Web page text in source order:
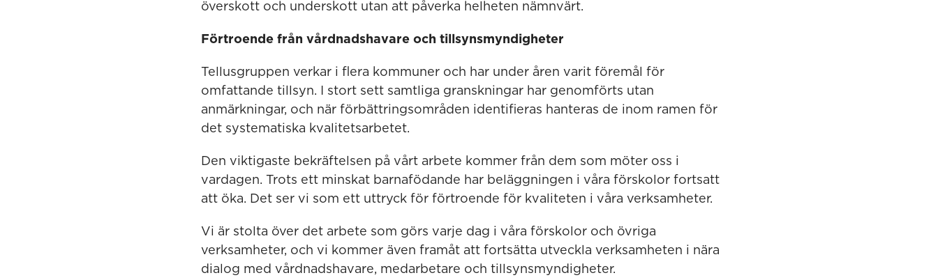
överskott och underskott utan att påverka helheten nämnvärt.
Förtroende från vårdnadshavare och tillsynsmyndigheter
Tellusgruppen verkar i flera kommuner och har under åren varit föremål för
omfattande tillsyn. I stort sett samtliga granskningar har genomförts utan
anmärkningar, och när förbättringsområden identifieras hanteras de inom ramen för
det systematiska kvalitetsarbetet.
Den viktigaste bekräftelsen på vårt arbete kommer från dem som möter oss i
vardagen. Trots ett minskat barnafödande har beläggningen i våra förskolor fortsatt
att öka. Det ser vi som ett uttryck för förtroende för kvaliteten i våra verksamheter.
Vi är stolta över det arbete som görs varje dag i våra förskolor och övriga
verksamheter, och vi kommer även framåt att fortsätta utveckla verksamheten i nära
dialog med vårdnadshavare, medarbetare och tillsynsmyndigheter.